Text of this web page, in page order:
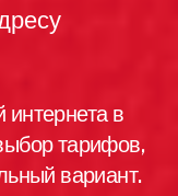
в
тарифов,
вариант.